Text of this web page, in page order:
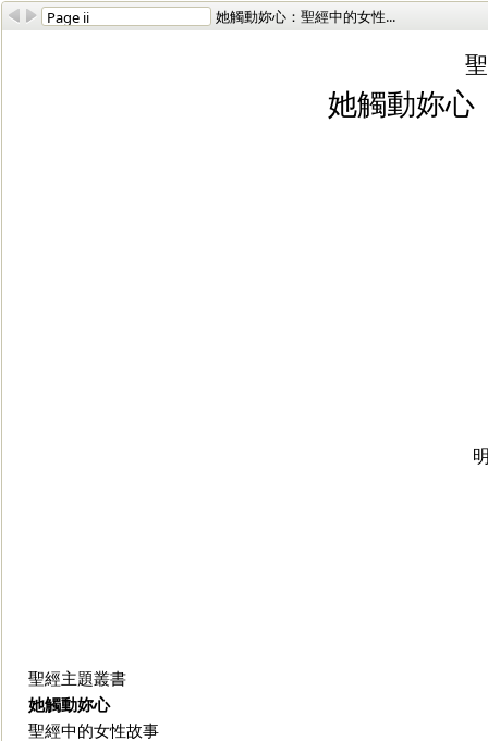
她觸動妳心：聖經中的女性...
她觸動妳心
聖經主題叢書
她觸動妳心
聖經中的女性故事